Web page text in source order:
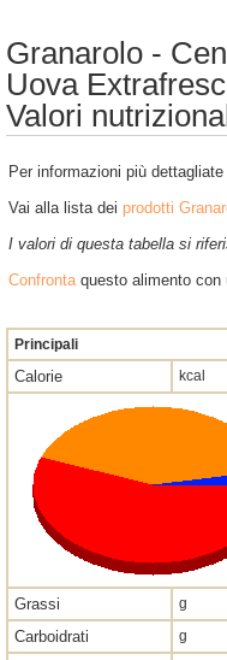
Granarolo -
Uova
Valori
Per informazioni più dettagliate
Vai alla lista dei prodotti
I valori di questa tabella si
Confrontaquesto alimento con
Principali
Calorie kcal
Grassi g
Carboidrati g